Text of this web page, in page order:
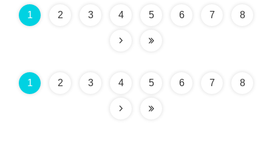
1 2 3 4 5 6 7 8
1 2 3 4 5 6 7 8